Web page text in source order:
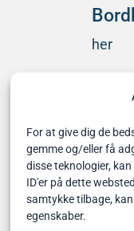
For at give dig de
gemme og/eller få
disse teknologier,
ID'er på dette
samtykke tilbage,
egenskaber.
her